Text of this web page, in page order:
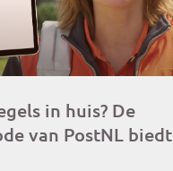
in huis? De
van PostNL biedt